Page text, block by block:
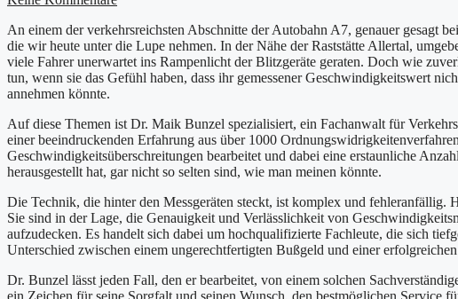
An einem der verkehrsreichsten Abschnitte der Autobahn A7, genauer gesagt
die wir heute unter die Lupe nehmen. In der Nähe der Raststätte Allertal,
viele Fahrer unerwartet ins Rampenlicht der Blitzgeräte geraten. Doch wie
tun, wenn sie das Gefühl haben, dass ihr gemessener Geschwindigkeitswert
annehmen könnte.
Auf diese Themen ist Dr. Maik Bunzel spezialisiert, ein Fachanwalt für
einer beeindruckenden Erfahrung aus über 1000
Geschwindigkeitsüberschreitungen bearbeitet und dabei eine erstaunliche
herausgestellt hat, gar nicht so selten sind, wie man meinen könnte.
Die Technik, die hinter den Messgeräten steckt, ist komplex und fehleranfällig.
Sie sind in der Lage, die Genauigkeit und Verlässlichkeit von
aufzudecken. Es handelt sich dabei um hochqualifizierte Fachleute, die sich
Unterschied zwischen einem ungerechtfertigten Bußgeld und einer
Dr. Bunzel lässt jeden Fall, den er bearbeitet, von einem solchen